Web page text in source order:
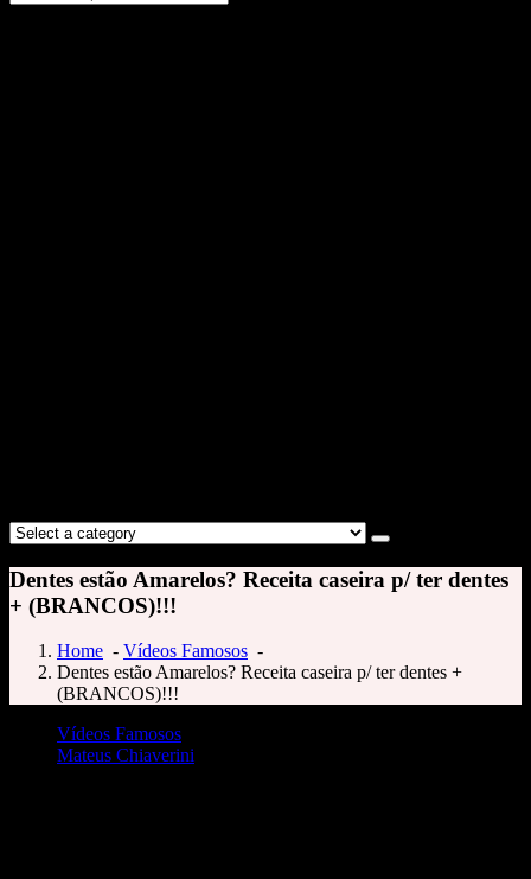
Dentes estão Amarelos? Receita caseira p/ ter dentes
+ (BRANCOS)!!!
Home - Vídeos Famosos -
Dentes estão Amarelos? Receita caseira p/ ter dentes +
(BRANCOS)!!!
Vídeos Famosos
Mateus Chiaverini